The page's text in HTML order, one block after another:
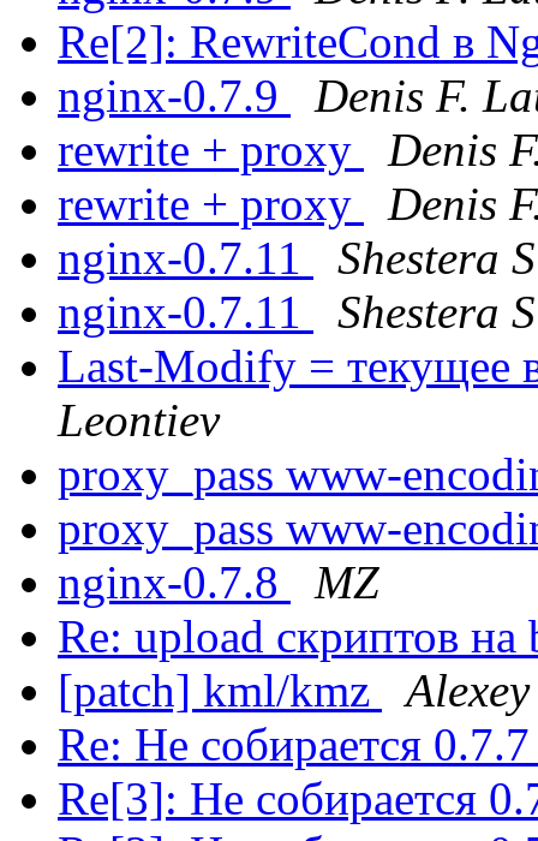
Re[2]: RewriteCond в
nginx-0.7.9
Denis F.
rewrite + proxy
Denis
rewrite + proxy
Denis
nginx-0.7.11
Shestera
nginx-0.7.11
Shestera
Last-Modify = текущее
Leontiev
proxy_pass www-
proxy_pass www-
nginx-0.7.8
MZ
Re: upload скриптов
[patch] kml/kmz
Re: Не собирается
Re[3]: Не собирается